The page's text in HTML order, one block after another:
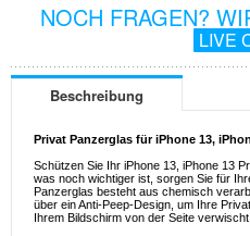
NOCH FRAGEN?
LIVE
Beschreibung
Privat Panzerglas für iPhone 13,
Schützen Sie Ihr iPhone 13, iPhone 13
was noch wichtiger ist, sorgen Sie für
Panzerglas besteht aus chemisch
über ein Anti-Peep-Design, um Ihre
Ihrem Bildschirm von der Seite verwischt